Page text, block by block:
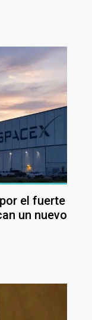
el fuerte
un nuevo